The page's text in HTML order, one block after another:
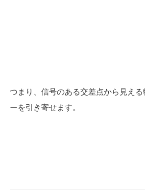
つまり、信号のある交差点から見え
ーを引き寄せます。